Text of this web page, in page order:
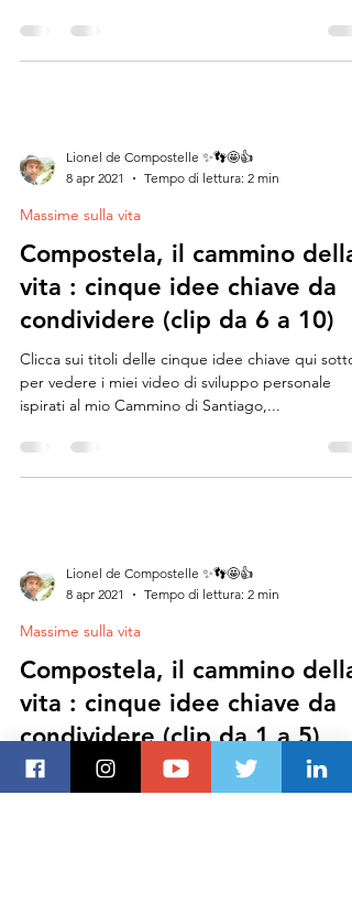
Lionel de Compostelle ✨👣🤩👍
8 apr 2021
Tempo di lettura: 2 min
Massime sulla vita
Compostela, il cammino della
vita : cinque idee chiave da
condividere (clip da 6 a 10)
Clicca sui titoli delle cinque idee chiave qui sotto
per vedere i miei video di sviluppo personale
ispirati al mio Cammino di Santiago,...
Lionel de Compostelle ✨👣🤩👍
8 apr 2021
Tempo di lettura: 2 min
Massime sulla vita
Compostela, il cammino della
vita : cinque idee chiave da
condividere (clip da 1 a 5)
Clicca sui titoli delle cinque idee chiave qui sotto
per vedere i miei video di sviluppo personale